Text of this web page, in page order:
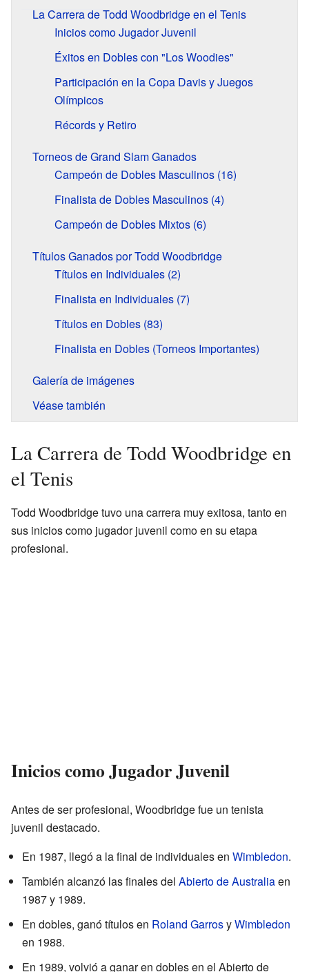
La Carrera de Todd Woodbridge en el Tenis
Inicios como Jugador Juvenil
Éxitos en Dobles con "Los Woodies"
Participación en la Copa Davis y Juegos
Olímpicos
Récords y Retiro
Torneos de Grand Slam Ganados
Campeón de Dobles Masculinos (16)
Finalista de Dobles Masculinos (4)
Campeón de Dobles Mixtos (6)
Títulos Ganados por Todd Woodbridge
Títulos en Individuales (2)
Finalista en Individuales (7)
Títulos en Dobles (83)
Finalista en Dobles (Torneos Importantes)
Galería de imágenes
Véase también
La Carrera de Todd Woodbridge en
el Tenis
Todd Woodbridge tuvo una carrera muy exitosa, tanto en
sus inicios como jugador juvenil como en su etapa
profesional.
Inicios como Jugador Juvenil
Antes de ser profesional, Woodbridge fue un tenista
juvenil destacado.
En 1987, llegó a la final de individuales en Wimbledon.
También alcanzó las finales del Abierto de Australiaen
1987 y 1989.
En dobles, ganó títulos en Roland GarrosyWimbledon
en 1988.
En 1989, volvió a ganar en dobles en el Abierto de